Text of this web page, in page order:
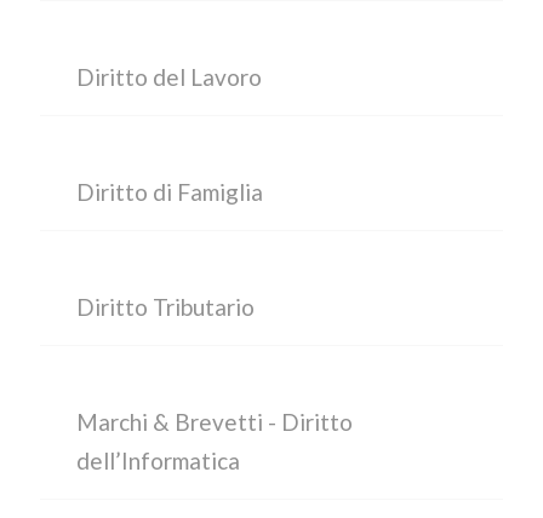
Diritto del Lavoro
Diritto di Famiglia
Diritto Tributario
Marchi & Brevetti - Diritto
dell’Informatica